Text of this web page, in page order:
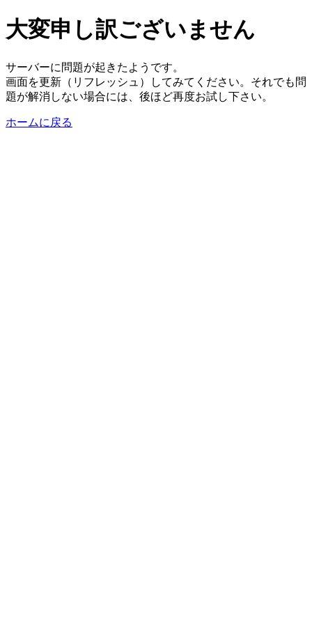
大変申し訳ございません
サーバーに問題が起きたようです。
画面を更新（リフレッシュ）してみてください。それでも問
題が解消しない場合には、後ほど再度お試し下さい。
ホームに戻る